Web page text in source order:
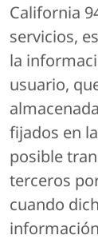
California
servicios,
la
usuario,
fijados en
posible
terceros
cuando